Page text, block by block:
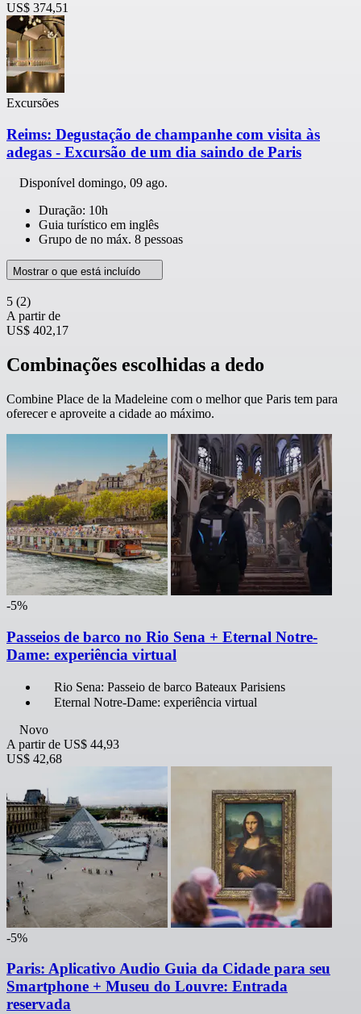
US$ 374,51
Excursões
Reims: Degustação de champanhe com visita às
adegas - Excursão de um dia saindo de Paris
Disponível domingo, 09 ago.
Duração: 10h
Guia turístico em inglês
Grupo de no máx. 8 pessoas
Mostrar o que está incluído
5 (2)
A partir de
US$ 402,17
Combinações escolhidas a dedo
Combine Place de la Madeleine com o melhor que Paris tem para
oferecer e aproveite a cidade ao máximo.
-5%
Passeios de barco no Rio Sena + Eternal Notre-
Dame: experiência virtual
Rio Sena: Passeio de barco Bateaux Parisiens
Eternal Notre-Dame: experiência virtual
Novo
A partir de US$ 44,93
US$ 42,68
-5%
Paris: Aplicativo Audio Guia da Cidade para seu
Smartphone + Museu do Louvre: Entrada
reservada